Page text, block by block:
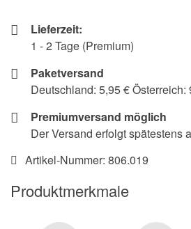
Lieferzeit:
1 - 2 Tage (Premium)
Paketversand
Deutschland: 5,95 € Österreich:
Premiumversand möglich
Der Versand erfolgt spätestens
Artikel-Nummer: 806.019
Produktmerkmale